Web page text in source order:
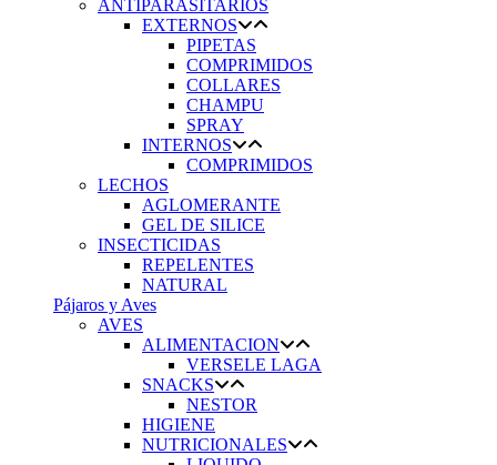
ANTIPARASITARIOS
EXTERNOS
PIPETAS
COMPRIMIDOS
COLLARES
CHAMPU
SPRAY
INTERNOS
COMPRIMIDOS
LECHOS
AGLOMERANTE
GEL DE SILICE
INSECTICIDAS
REPELENTES
NATURAL
Pájaros y Aves
AVES
ALIMENTACION
VERSELE LAGA
SNACKS
NESTOR
HIGIENE
NUTRICIONALES